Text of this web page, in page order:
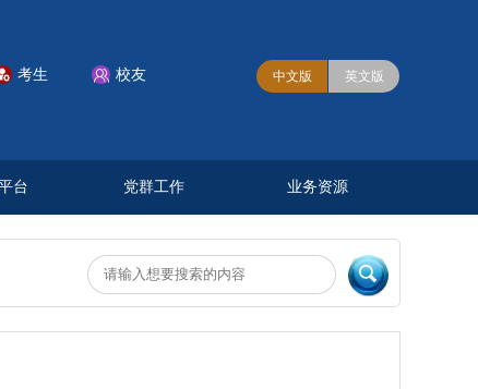
考生  校友 中文版 英文版
台 党群工作 业务资源